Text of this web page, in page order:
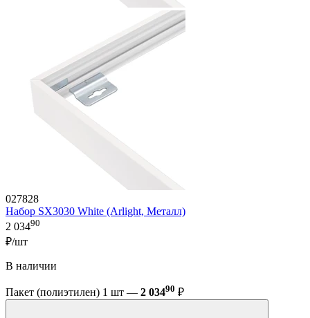
027828
Набор SX3030 White (Arlight, Металл)
2 03490
₽/шт
В наличии
Пакет (полиэтилен) 1 шт — 2 03490 ₽